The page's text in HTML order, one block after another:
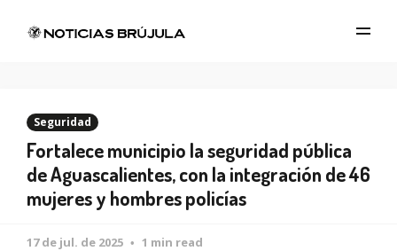
Seguridad
Fortalece municipio la seguridad pública
de Aguascalientes, con la integración de 46
mujeres y hombres policías
17 de jul. de 2025 1 min read